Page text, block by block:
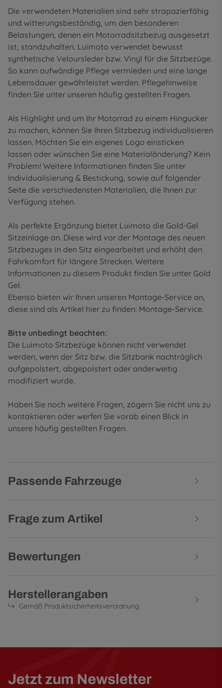
Die verwendeten Materialien sind sehr strapazierfähig
und witterungsbeständig, um den besonderen
Belastungen, denen ein Motorradsitzbezug ausgesetzt
ist, standzuhalten. Luimoto verwendet bewusst
synthetische Veloursleder bzw. Vinyl für die Sitzbezüge.
So kann aufwändige Pflege vermieden und eine lange
Lebensdauer gewährleistet werden. Pflegehinweise
finden Sie unter unseren häufig gestellten Fragen.
Als Highlight und um Ihr Motorrad zu einem Hingucker
zu machen, können Sie Ihren Sitzbezug individualisieren
lassen. Möchten Sie ein eigenes Logo einsticken
lassen oder wünschen Sie eine Materialänderung? Kein
Problem! Weitere Informationen finden Sie unter
Individualisierung & Bestickung, sowie auf folgender
Seite die verschiedensten Materialien, die Ihnen zur
Verfügung stehen.
Als perfekte Ergänzung bietet Luimoto die Gold-Gel
Sitzeinlage an. Diese wird vor der Montage des neuen
Sitzbezuges in den Sitz eingearbeitet und erhöht den
Fahrkomfort für längere Strecken. Weitere
Informationen zu diesem Produkt finden Sie unter Gold
Gel.
Ebenso bieten wir Ihnen unseren Montage-Service an,
diese sind als Artikel hier zu finden: Montage-Service.
Bitte unbedingt beachten:
Die Luimoto Sitzbezüge können nicht verwendet
werden, wenn der Sitz bzw. die Sitzbank nachträglich
aufgepolstert, abgepolstert oder anderweitig
modifiziert wurde.
Haben Sie noch weitere Fragen, zögern Sie nicht uns zu
kontaktieren oder werfen Sie vorab einen Blick in
unsere häufig gestellten Fragen.
Passende Fahrzeuge
Frage zum Artikel
Bewertungen
Herstellerangaben
Gemäß Produktsicherheitsverordnung
Jetzt zum Newsletter